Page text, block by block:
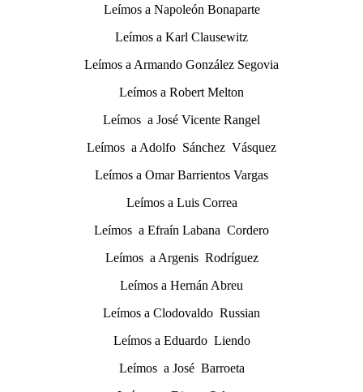
Leímos a Napoleón Bonaparte
Leímos a Karl Clausewitz
Leímos a Armando González Segovia
Leímos a Robert Melton
Leímos a José Vicente Rangel
Leímos a Adolfo Sánchez Vásquez
Leímos a Omar Barrientos Vargas
Leímos a Luis Correa
Leímos a Efraín Labana Cordero
Leímos a Argenis Rodríguez
Leímos a Hernán Abreu
Leímos a Clodovaldo Russian
Leímos a Eduardo Liendo
Leímos a José Barroeta